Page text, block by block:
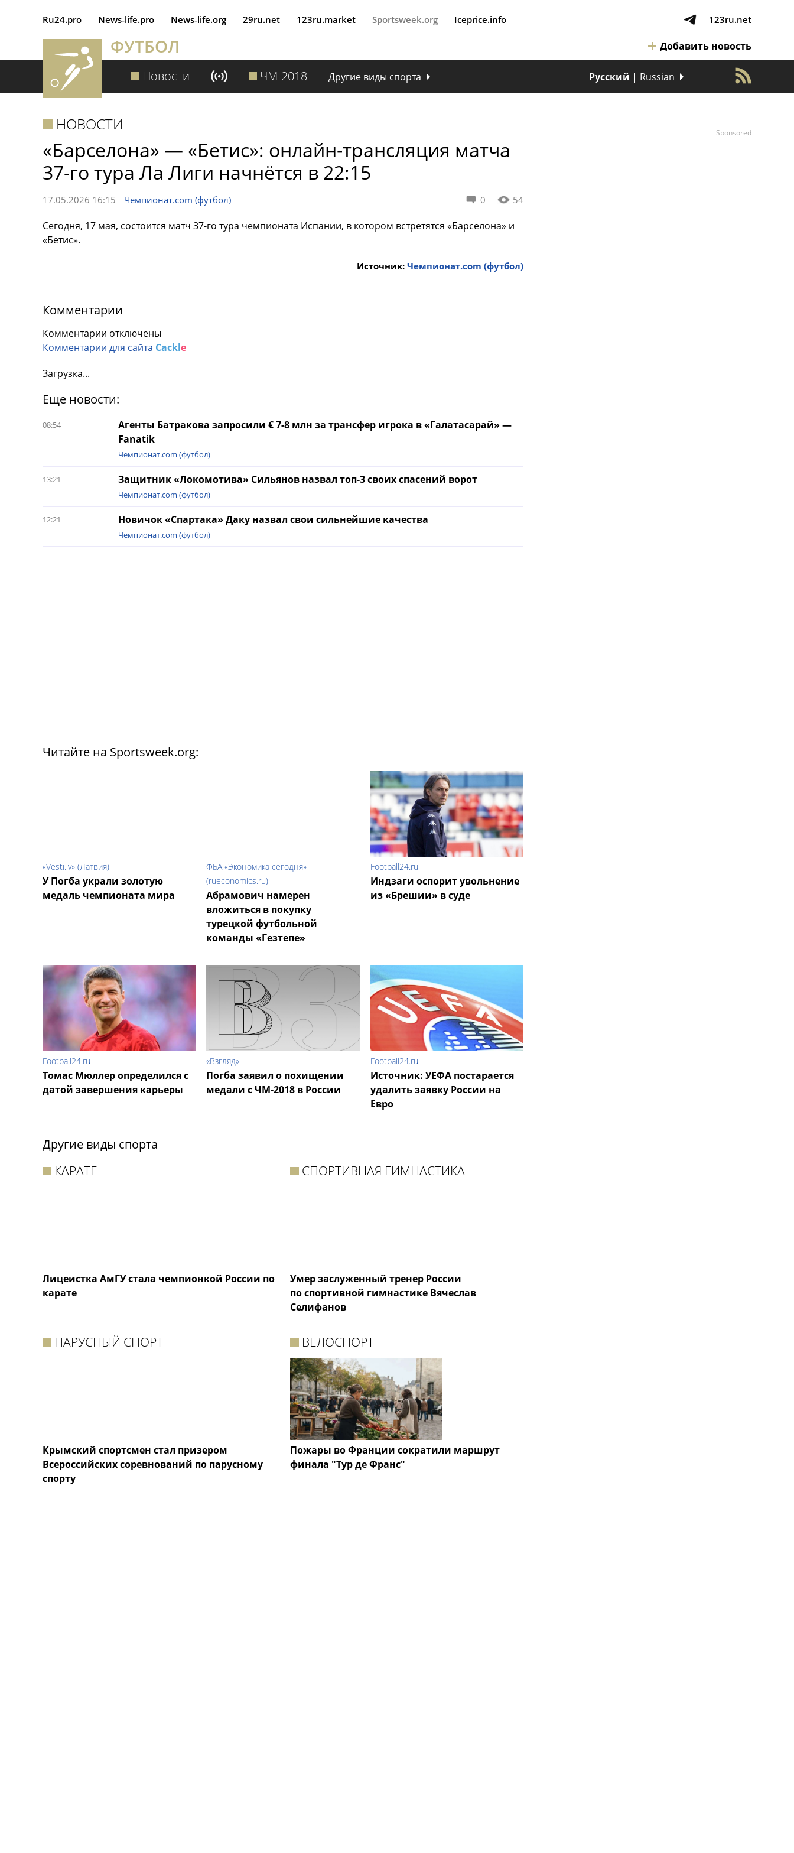
Ru24.pro News‑life.pro News‑life.org 29ru.net 123ru.market Sportsweek.org Iceprice.info 123ru.net
ФУТБОЛ Добавить новость
Новости ЧМ-2018 Другие виды спорта Русский | Russian
НОВОСТИ
«Барселона» — «Бетис»: онлайн-трансляция матча
37-го тура Ла Лиги начнётся в 22:15
0 54
17.05.2026 16:15 Чемпионат.com (футбол)
Сегодня, 17 мая, состоится матч 37-го тура чемпионата Испании, в котором встретятся «Барселона» и
«Бетис».
Источник: Чемпионат.com (футбол)
Комментарии
Комментарии отключены
Комментарии для сайта Cackle
Загрузка...
Еще новости:
Агенты Батракова запросили € 7-8 млн за трансфер игрока в «Галатасарай» —
Fanatik
08:54
Чемпионат.com (футбол)
Защитник «Локомотива» Сильянов назвал топ-3 своих спасений ворот
13:21
Чемпионат.com (футбол)
Новичок «Спартака» Даку назвал свои сильнейшие качества
12:21
Чемпионат.com (футбол)
Читайте на Sportsweek.org:
«Vesti.lv» (Латвия)
У Погба украли золотую
медаль чемпионата мира
ФБА «Экономика сегодня»
(rueconomics.ru)
Абрамович намерен
вложиться в покупку
турецкой футбольной
команды «Гезтепе»
Football24.ru
Индзаги оспорит увольнение
из «Брешии» в суде
Football24.ru
Томас Мюллер определился с
датой завершения карьеры
«Взгляд»
Погба заявил о похищении
медали с ЧМ-2018 в России
Football24.ru
Источник: УЕФА постарается
удалить заявку России на
Евро
Другие виды спорта
КАРАТЕ
Лицеистка АмГУ стала чемпионкой России по
карате
СПОРТИВНАЯ ГИМНАСТИКА
Умер заслуженный тренер России
по спортивной гимнастике Вячеслав
Селифанов
ПАРУСНЫЙ СПОРТ
Крымский спортсмен стал призером
Всероссийских соревнований по парусному
спорту
ВЕЛОСПОРТ
Пожары во Франции сократили маршрут
финала "Тур де Франс"
Sponsored